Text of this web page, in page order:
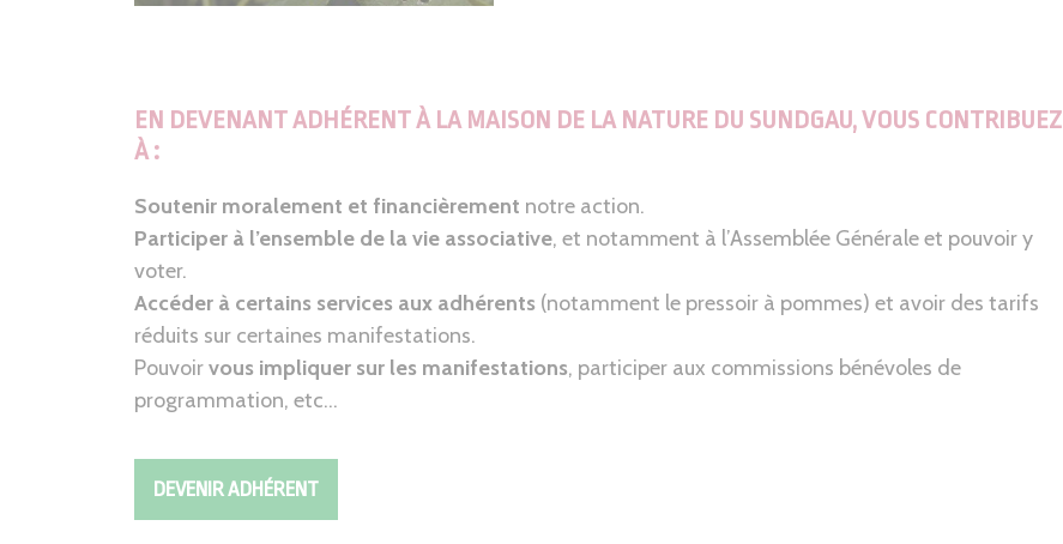
EN DEVENANT ADHÉRENT À LA MAISON DE LA NATURE DU SUNDGAU, VOUS CONTRIBUEZ
À :
Soutenir moralement et financièrement notre action.
Participer à l’ensemble de la vie associative, et notamment à l’Assemblée Générale et pouvoir y
voter.
Accéder à certains services aux adhérents (notamment le pressoir à pommes) et avoir des tarifs
réduits sur certaines manifestations.
Pouvoirvous impliquer sur les manifestations, participer aux commissions bénévoles de
programmation, etc…
DEVENIR ADHÉRENT